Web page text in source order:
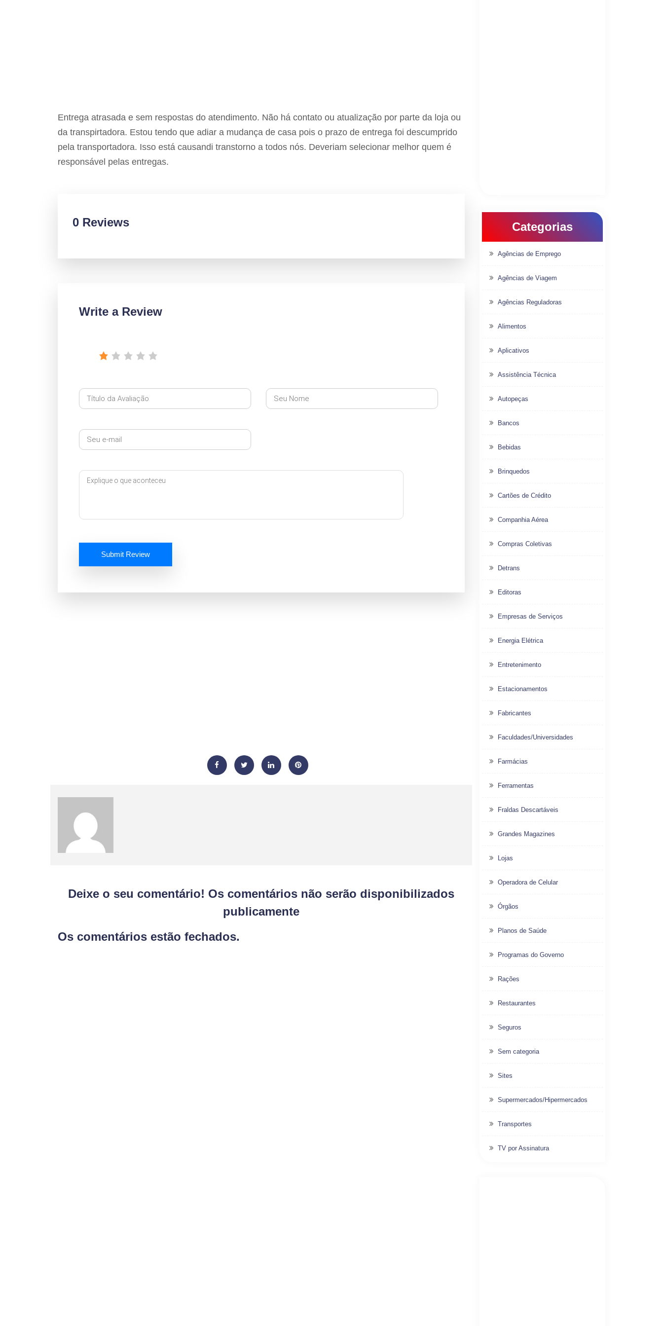
Entrega atrasada e sem respostas do atendimento. Não há contato ou atualização por parte da loja ou
da transpirtadora. Estou tendo que adiar a mudança de casa pois o prazo de entrega foi descumprido
pela transportadora. Isso está causandi transtorno a todos nós. Deveriam selecionar melhor quem é
responsável pelas entregas.
0 Reviews
Write a Review
Submit Review
Deixe o seu comentário! Os comentários não serão disponibilizados
publicamente
Os comentários estão fechados.
Categorias
Agências de Emprego
Agências de Viagem
Agências Reguladoras
Alimentos
Aplicativos
Assistência Técnica
Autopeças
Bancos
Bebidas
Brinquedos
Cartões de Crédito
Companhia Aérea
Compras Coletivas
Detrans
Editoras
Empresas de Serviços
Energia Elétrica
Entretenimento
Estacionamentos
Fabricantes
Faculdades/Universidades
Farmácias
Ferramentas
Fraldas Descartáveis
Grandes Magazines
Lojas
Operadora de Celular
Órgãos
Planos de Saúde
Programas do Governo
Rações
Restaurantes
Seguros
Sem categoria
Sites
Supermercados/Hipermercados
Transportes
TV por Assinatura